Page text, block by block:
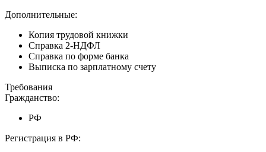
Дополнительные:
Копия трудовой книжки
Справка 2-НДФЛ
Справка по форме банка
Выписка по зарплатному счету
Требования
Гражданство:
РФ
Регистрация в РФ: